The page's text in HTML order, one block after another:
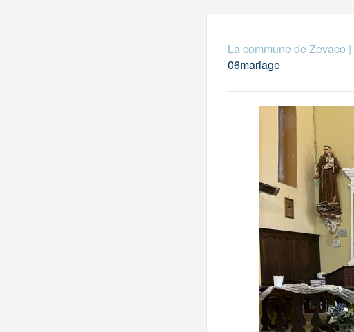
La commune de Zevaco |
06mariage